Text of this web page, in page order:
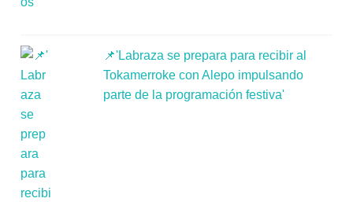
📌'Labraza se prepara para recibir al
Tokamerroke con Alepo impulsando
parte de la programación festiva'